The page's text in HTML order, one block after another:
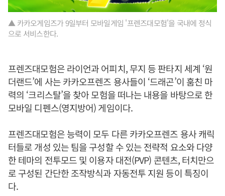
▲ 카카오게임즈가 9일부터 모바일게임 '프렌즈대모험'을 국내에 정식
으로 서비스한다.
프렌즈대모험은 라이언과 어피치, 무지 등 판타지 세계 ‘원
더랜드’에 사는 카카오프렌즈 용사들이 ‘드래곤’이 훔친 마
력의 ‘크리스탈’을 찾아 모험을 떠나는 내용을 바탕으로 한
모바일 디펜스(영지방어) 게임이다.
프렌즈대모험은 능력이 모두 다른 카카오프렌즈 용사 캐릭
터들로 개성 있는 팀을 구성할 수 있는 전략적 요소와 다양
한 테마의 전투모드 및 이용자 대전(PVP) 콘텐츠, 터치만으
로 구성된 간단한 조작방식과 자동전투 지원 등이 특징이
다.